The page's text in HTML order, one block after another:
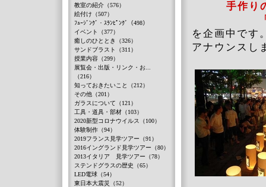
手作り
を企画中です
アナウンスし
教室の紹介（576）
絵付け（507）
ﾌｭｰｼﾞﾝｸﾞ・ｽﾗﾝﾋﾟﾝｸﾞ（498）
イベント（377）
癒しのひととき（326）
サンドブラスト（311）
授業内容（299）
展覧会・出版・リンク・お...
（216）
知っておきたいこと（212）
その他（201）
ガラスについて（121）
工具・道具・部材（103）
2020新型コロナウイルス（100）
体験制作（94）
2019フランス見学ツアー（91）
2016イングランド見学ツアー（80）
2013イタリア 見学ツアー（78）
ステンドグラスの歴史（65）
LED電球（54）
東日本大震災（52）